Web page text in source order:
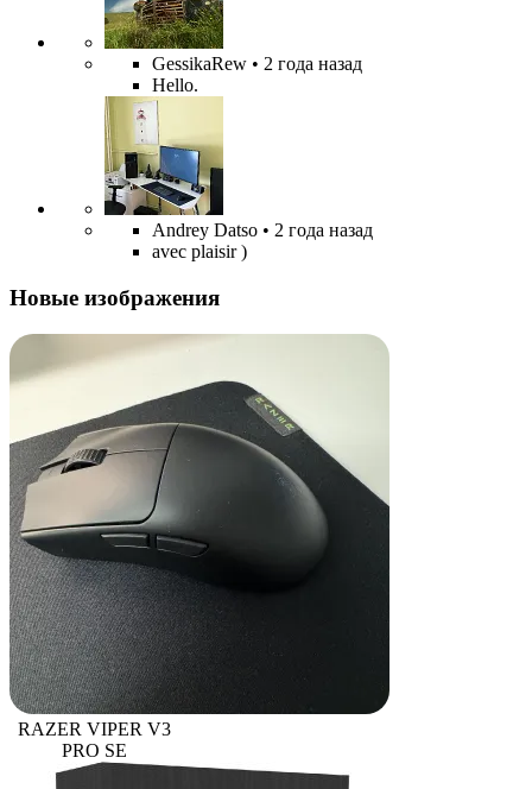
GessikaRew • 2 года назад
Hello.
Andrey Datso • 2 года назад
avec plaisir )
Новые изображения
RAZER VIPER V3
PRO SE